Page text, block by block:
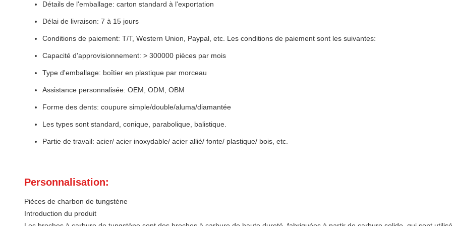
Détails de l'emballage: carton standard à l'exportation
Délai de livraison: 7 à 15 jours
Conditions de paiement: T/T, Western Union, Paypal, etc. Les conditions de paiement sont les suivantes:
Capacité d'approvisionnement: > 300000 pièces par mois
Type d'emballage: boîtier en plastique par morceau
Assistance personnalisée: OEM, ODM, OBM
Forme des dents: coupure simple/double/aluma/diamantée
Les types sont standard, conique, parabolique, balistique.
Partie de travail: acier/ acier inoxydable/ acier allié/ fonte/ plastique/ bois, etc.
Personnalisation:
Pièces de charbon de tungstène
Introduction du produit